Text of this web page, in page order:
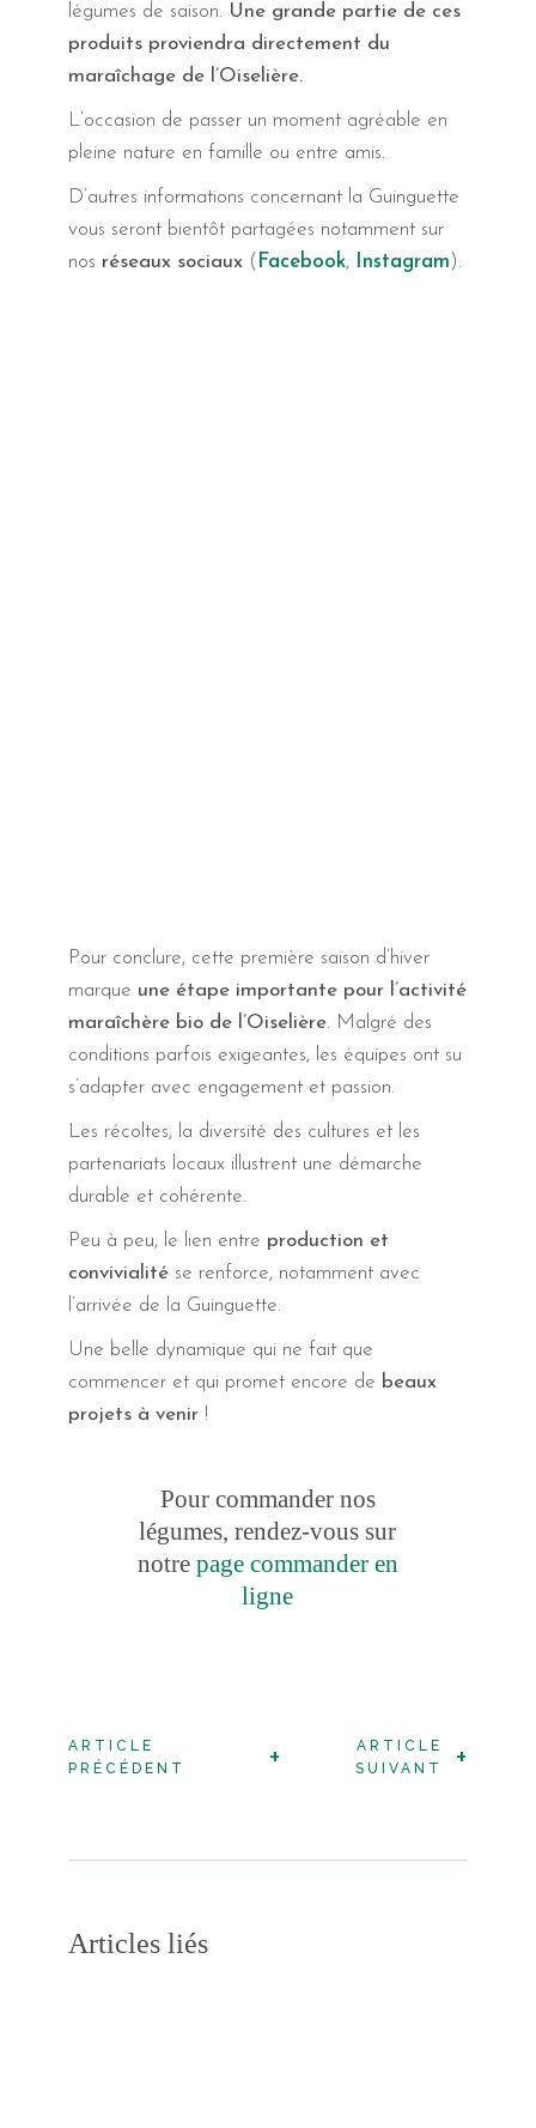
légumes de saison. Une grande partie de ces
produits proviendra directement du
maraîchage de l’Oiselière.
L’occasion de passer un moment agréable en
pleine nature en famille ou entre amis.
D’autres informations concernant la Guinguette
vous seront bientôt partagées notamment sur
nos réseaux sociaux( Facebook, Instagram).
Pour conclure, cette première saison d’hiver
marque une étape importante pour l’activité
maraîchère bio de l’Oiselière. Malgré des
conditions parfois exigeantes, les équipes ont su
s’adapter avec engagement et passion.
Les récoltes, la diversité des cultures et les
partenariats locaux illustrent une démarche
durable et cohérente.
Peu à peu, le lien entre production et
convivialitése renforce, notamment avec
l’arrivée de la Guinguette.
Une belle dynamique qui ne fait que
commencer et qui promet encore de beaux
projets à venir!
Pour commander nos
légumes, rendez-vous sur
notre page commander en
ligne
ARTICLE
PRÉCÉDENT
+
ARTICLE
SUIVANT
+
Articles liés